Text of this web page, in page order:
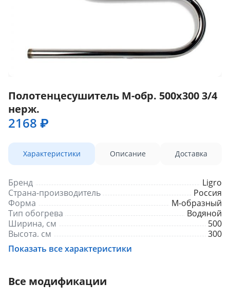
Полотенцесушитель М-обр. 500х300 3/4
нерж.
2168 ₽
Характеристики Описание Доставка
Бренд
Ligro
Страна-производитель
Россия
Форма
М-образный
Тип обогрева
Водяной
Ширина, см
500
Высота, см
300
Вид товара
Размер присоединения, дюйм
Показать все характеристики
Все модификации